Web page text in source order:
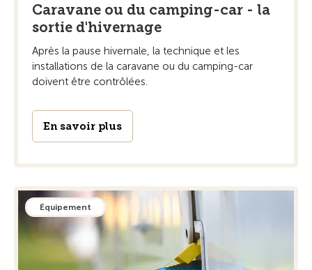
Caravane ou du camping-car - la
sortie d'hivernage
Après la pause hivernale, la technique et les
installations de la caravane ou du camping-car
doivent être contrôlées.
En savoir plus
Équipement